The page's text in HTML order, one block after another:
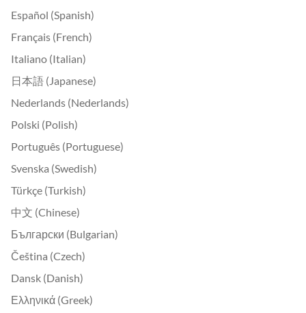
Español (Spanish)
Français (French)
Italiano (Italian)
日本語 (Japanese)
Nederlands (Nederlands)
Polski (Polish)
Português (Portuguese)
Svenska (Swedish)
Türkçe (Turkish)
中文 (Chinese)
Български (Bulgarian)
Čeština (Czech)
Dansk (Danish)
Ελληνικά (Greek)